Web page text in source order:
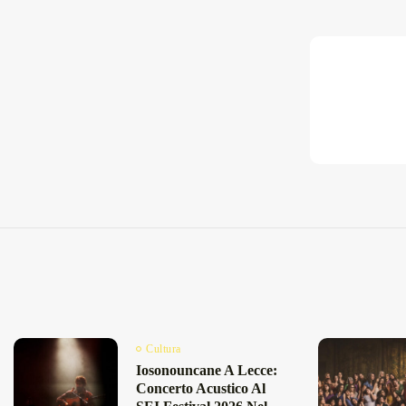
Cultura
Iosonouncane A Lecce:
Concerto Acustico Al